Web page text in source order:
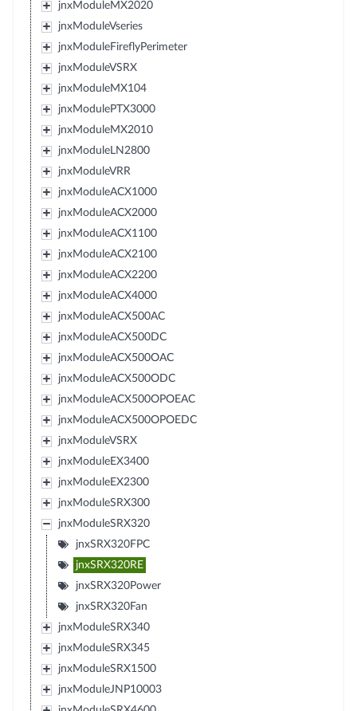
jnxModuleMX2020
jnxModuleVseries
jnxModuleFireflyPerimeter
jnxModuleVSRX
jnxModuleMX104
jnxModulePTX3000
jnxModuleMX2010
jnxModuleLN2800
jnxModuleVRR
jnxModuleACX1000
jnxModuleACX2000
jnxModuleACX1100
jnxModuleACX2100
jnxModuleACX2200
jnxModuleACX4000
jnxModuleACX500AC
jnxModuleACX500DC
jnxModuleACX500OAC
jnxModuleACX500ODC
jnxModuleACX500OPOEAC
jnxModuleACX500OPOEDC
jnxModuleVSRX
jnxModuleEX3400
jnxModuleEX2300
jnxModuleSRX300
jnxModuleSRX320
jnxSRX320FPC
jnxSRX320RE
jnxSRX320Power
jnxSRX320Fan
jnxModuleSRX340
jnxModuleSRX345
jnxModuleSRX1500
jnxModuleJNP10003